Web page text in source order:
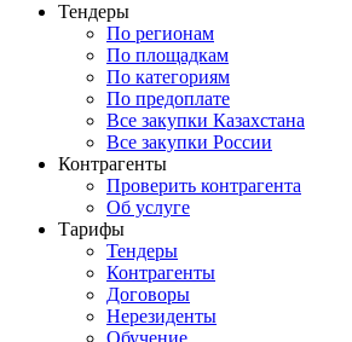
Тендеры
По регионам
По площадкам
По категориям
По предоплате
Все закупки Казахстана
Все закупки России
Контрагенты
Проверить контрагента
Об услуге
Тарифы
Тендеры
Контрагенты
Договоры
Нерезиденты